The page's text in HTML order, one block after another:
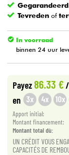
Viool &
Kinderen
Kabels &
HiFi
Sets
Gegarandeerd
Tevreden of
In voorraad
binnen 24 uur
Payez 86.33 €
en 3x 4x 10x
Apport initial:
Montant financement:
Montant total dù:
UN CRÉDIT VOUS
CAPACITÉS DE